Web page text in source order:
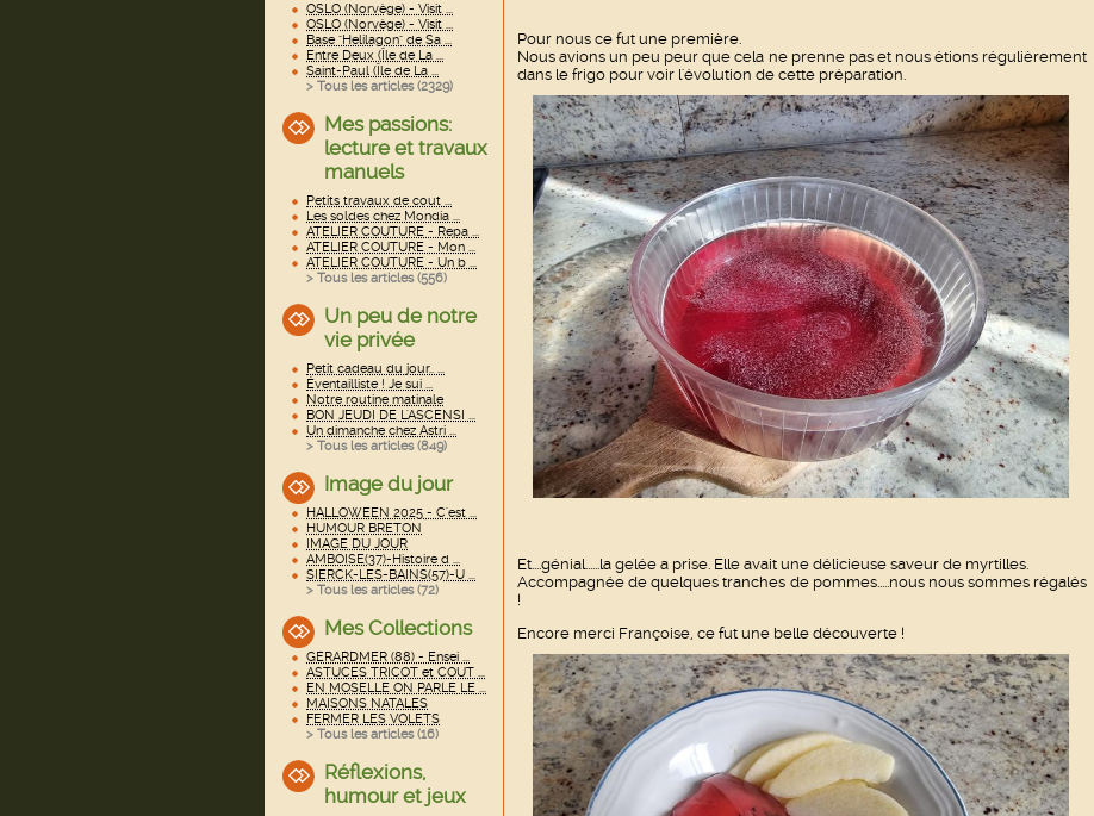
OSLO (Norvège) - Visit ...
OSLO (Norvège) - Visit ...
Base "Helilagon" de Sa ...
Entre Deux (Île de La ...
Saint-Paul (Île de La ...
> Tous les articles (2329)
Mes passions:
lecture et travaux
manuels
Petits travaux de cout ...
Les soldes chez Mondia ...
ATELIER COUTURE - Repa ...
ATELIER COUTURE - Mon ...
ATELIER COUTURE - Un b ...
> Tous les articles (556)
Un peu de notre
vie privée
Petit cadeau du jour.. ...
Éventailliste ! Je sui ...
Notre routine matinale
BON JEUDI DE L'ASCENSI ...
Un dimanche chez Astri ...
> Tous les articles (849)
Image du jour
HALLOWEEN 2025 - C'est ...
HUMOUR BRETON
IMAGE DU JOUR
AMBOISE(37)-Histoire d ...
SIERCK-LES-BAINS(57)-U ...
> Tous les articles (72)
Mes Collections
GERARDMER (88) - Ensei ...
ASTUCES TRICOT et COUT ...
EN MOSELLE ON PARLE LE ...
MAISONS NATALES
FERMER LES VOLETS
> Tous les articles (16)
Réflexions,
humour et jeux
Pour nous ce fut une première.
Nous avions un peu peur que cela ne prenne pas et nous étions régulièrement
dans le frigo pour voir l'évolution de cette préparation.
Et....génial......la gelée a prise. Elle avait une délicieuse saveur de myrtilles.
Accompagnée de quelques tranches de pommes.....nous nous sommes régalés
!
Encore merci Françoise, ce fut une belle découverte !